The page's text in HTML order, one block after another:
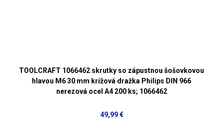
TOOLCRAFT 1066462 skrutky so zápustnou šošovkovou
hlavou M6 30 mm krížová dražka Philips DIN 966
nerezová ocel A4 200 ks; 1066462
49,99 €